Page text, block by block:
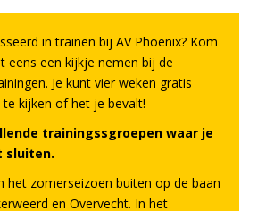
in trainen bij AV Phoenix? Kom
eens een kijkje nemen bij de
Je kunt vier weken gratis
kijken of het je bevalt!
trainingssgroepen waar je
sluiten.
het zomerseizoen buiten op de baan
en Overvecht. In het